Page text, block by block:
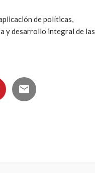
de políticas,
y desarrollo integral de las